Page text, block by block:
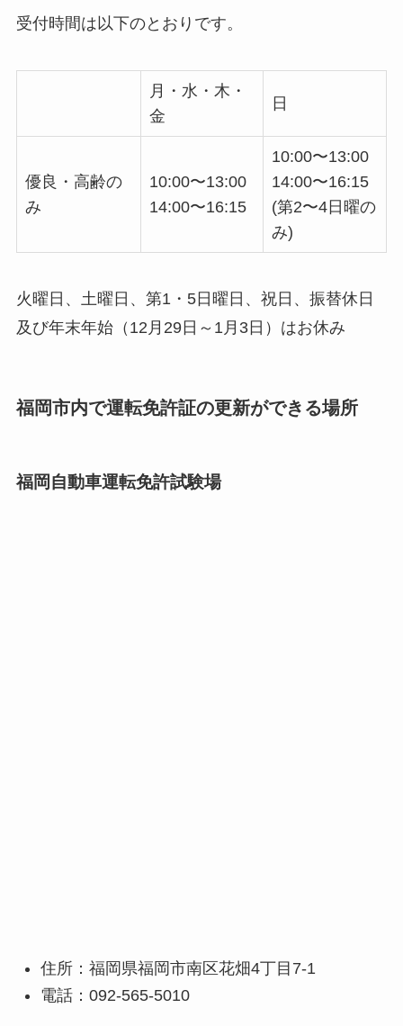
受付時間は以下のとおりです。
月・水・木・
金
日
優良・高齢の
み
10:00〜13:00
14:00〜16:15
10:00〜13:00
14:00〜16:15
(第2〜4日曜の
み)
火曜日、土曜日、第1・5日曜日、祝日、振替休日
及び年末年始（12月29日～1月3日）はお休み
福岡市内で運転免許証の更新ができる場所
福岡自動車運転免許試験場
住所：福岡県福岡市南区花畑4丁目7-1
電話：092-565-5010